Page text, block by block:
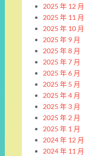
2025 年 12 月
2025 年 11 月
2025 年 10 月
2025 年 9 月
2025 年 8 月
2025 年 7 月
2025 年 6 月
2025 年 5 月
2025 年 4 月
2025 年 3 月
2025 年 2 月
2025 年 1 月
2024 年 12 月
2024 年 11 月